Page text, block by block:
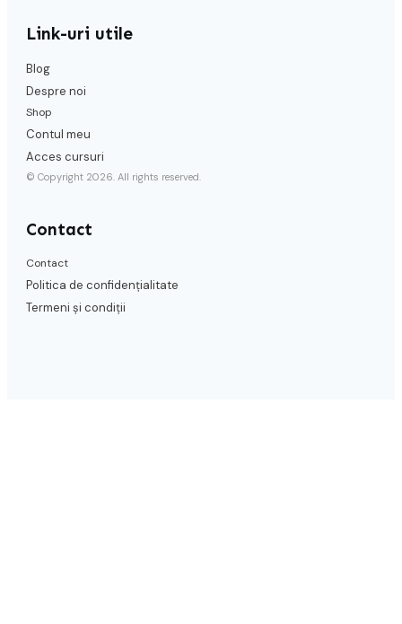
Link-uri utile
Blog
Despre noi
Shop
Contul meu
Acces cursuri
© Copyright 2026. All rights reserved.
Contact
Contact
Politica de confidențialitate
Termeni și condiții